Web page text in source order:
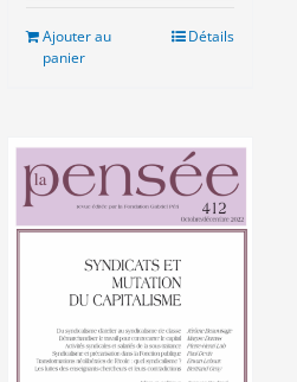
Ajouter au
panier
Détails